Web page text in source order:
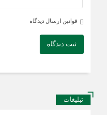
قوانین ارسال دیدگاه
ثبت دیدگاه
تبلیغات